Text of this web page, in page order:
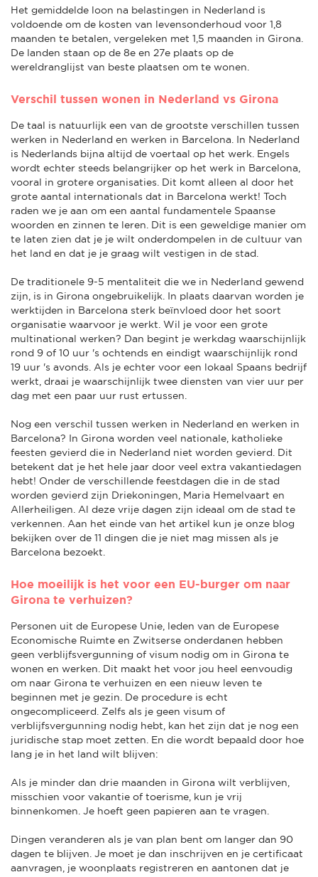
Het gemiddelde loon na belastingen in Nederland is
voldoende om de kosten van levensonderhoud voor 1,8
maanden te betalen, vergeleken met 1,5 maanden in Girona.
De landen staan op de 8e en 27e plaats op de
wereldranglijst van beste plaatsen om te wonen.
Verschil tussen wonen in Nederland vs Girona
De taal is natuurlijk een van de grootste verschillen tussen
werken in Nederland en werken in Barcelona. In Nederland
is Nederlands bijna altijd de voertaal op het werk. Engels
wordt echter steeds belangrijker op het werk in Barcelona,
vooral in grotere organisaties. Dit komt alleen al door het
grote aantal internationals dat in Barcelona werkt! Toch
raden we je aan om een aantal fundamentele Spaanse
woorden en zinnen te leren. Dit is een geweldige manier om
te laten zien dat je je wilt onderdompelen in de cultuur van
het land en dat je je graag wilt vestigen in de stad.
De traditionele 9-5 mentaliteit die we in Nederland gewend
zijn, is in Girona ongebruikelijk. In plaats daarvan worden je
werktijden in Barcelona sterk beïnvloed door het soort
organisatie waarvoor je werkt. Wil je voor een grote
multinational werken? Dan begint je werkdag waarschijnlijk
rond 9 of 10 uur 's ochtends en eindigt waarschijnlijk rond
19 uur 's avonds. Als je echter voor een lokaal Spaans bedrijf
werkt, draai je waarschijnlijk twee diensten van vier uur per
dag met een paar uur rust ertussen.
Nog een verschil tussen werken in Nederland en werken in
Barcelona? In Girona worden veel nationale, katholieke
feesten gevierd die in Nederland niet worden gevierd. Dit
betekent dat je het hele jaar door veel extra vakantiedagen
hebt! Onder de verschillende feestdagen die in de stad
worden gevierd zijn Driekoningen, Maria Hemelvaart en
Allerheiligen. Al deze vrije dagen zijn ideaal om de stad te
verkennen. Aan het einde van het artikel kun je onze blog
bekijken over de 11 dingen die je niet mag missen als je
Barcelona bezoekt.
Hoe moeilijk is het voor een EU-burger om naar
Girona te verhuizen?
Personen uit de Europese Unie, leden van de Europese
Economische Ruimte en Zwitserse onderdanen hebben
geen verblijfsvergunning of visum nodig om in Girona te
wonen en werken. Dit maakt het voor jou heel eenvoudig
om naar Girona te verhuizen en een nieuw leven te
beginnen met je gezin. De procedure is echt
ongecompliceerd. Zelfs als je geen visum of
verblijfsvergunning nodig hebt, kan het zijn dat je nog een
juridische stap moet zetten. En die wordt bepaald door hoe
lang je in het land wilt blijven:
Als je minder dan drie maanden in Girona wilt verblijven,
misschien voor vakantie of toerisme, kun je vrij
binnenkomen. Je hoeft geen papieren aan te vragen.
Dingen veranderen als je van plan bent om langer dan 90
dagen te blijven. Je moet je dan inschrijven en je certificaat
aanvragen, je woonplaats registreren en aantonen dat je